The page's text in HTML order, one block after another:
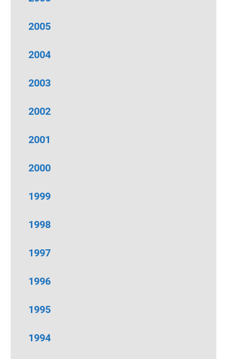
2005
2004
2003
2002
2001
2000
1999
1998
1997
1996
1995
1994